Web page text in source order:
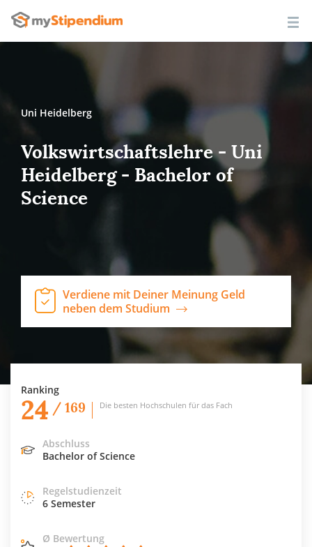
Uni Heidelberg
Volkswirtschaftslehre - Uni
Heidelberg - Bachelor of
Science
Verdiene mit Deiner Meinung Geld
neben dem Studium
Ranking
24 / 169 Die besten Hochschulen für das Fach
Abschluss
Bachelor of Science
Regelstudienzeit
6 Semester
Ø Bewertung